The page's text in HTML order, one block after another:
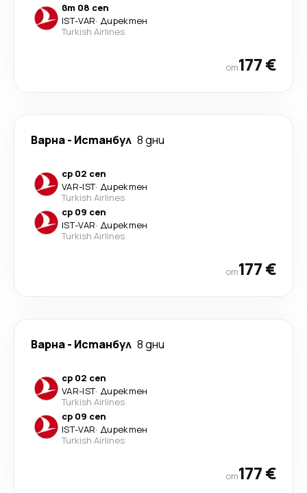
вт 08 сеп
IST-VAR· Директен
Turkish Airlines
от177 €
Варна- Истанбул 8 дни
ср 02 сеп
VAR-IST· Директен
Turkish Airlines
ср 09 сеп
IST-VAR· Директен
Turkish Airlines
от177 €
Варна- Истанбул 8 дни
ср 02 сеп
VAR-IST· Директен
Turkish Airlines
ср 09 сеп
IST-VAR· Директен
Turkish Airlines
от177 €